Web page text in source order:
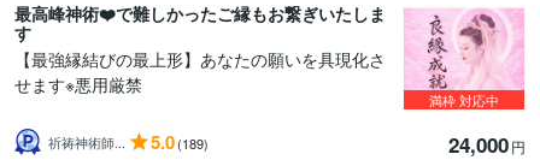
最高峰神術❤️で難しかったご縁もお繋ぎいたしま
す
【最強縁結びの最上形】あなたの願いを具現化さ
せます※悪用厳禁
祈祷神術師... 5.0(189) 24,000円
満枠対応中